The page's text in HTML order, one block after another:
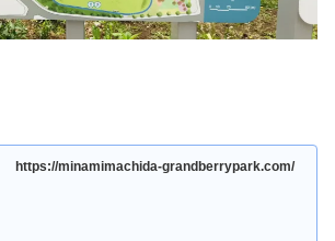
https://minamimachida-grandberrypark.com/